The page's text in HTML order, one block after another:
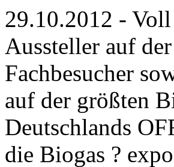
29.10.2012 - Voll
Aussteller auf
Fachbesucher
auf der größten
Deutschlands
die Biogas ?